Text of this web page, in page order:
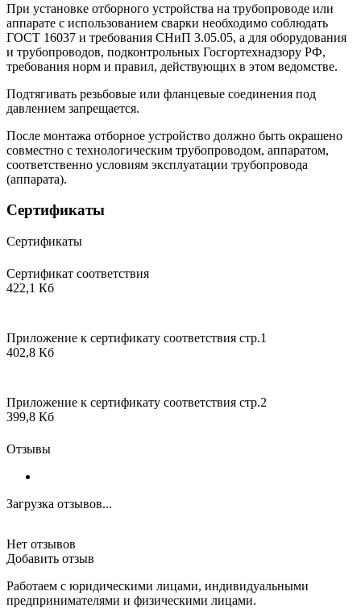
При установке отборного устройства на трубопроводе или
аппарате с использованием сварки необходимо соблюдать
ГОСТ 16037 и требования СНиП 3.05.05, а для оборудования
и трубопроводов, подконтрольных Госгортехнадзору РФ,
требования норм и правил, действующих в этом ведомстве.
Подтягивать резьбовые или фланцевые соединения под
давлением запрещается.
После монтажа отборное устройство должно быть окрашено
совместно с технологическим трубопроводом, аппаратом,
соответственно условиям эксплуатации трубопровода
(аппарата).
Сертификаты
Сертификаты
Сертификат соответствия
422,1 Кб
Приложение к сертификату соответствия стр.1
402,8 Кб
Приложение к сертификату соответствия стр.2
399,8 Кб
Отзывы
Загрузка отзывов...
Нет отзывов
Добавить отзыв
Работаем с юридическими лицами, индивидуальными
предпринимателями и физическими лицами.